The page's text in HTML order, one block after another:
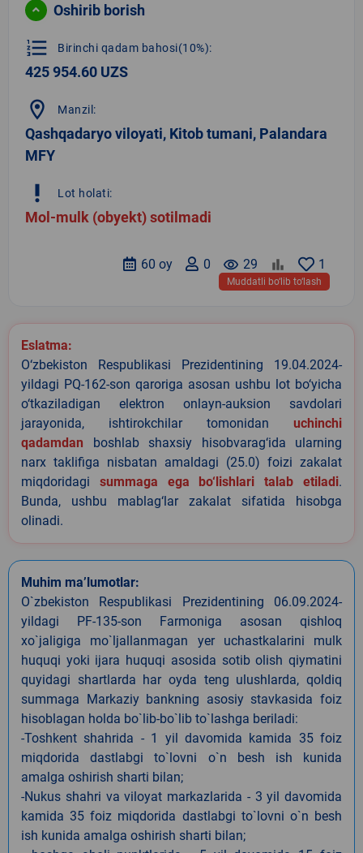
Oshirib borish
format_list_numbered Birinchi qadam bahosi(10%):
425 954.60 UZS
location_on Manzil:
Qashqadaryo viloyati, Kitob tumani, Palandara
MFY
priority_high Lot holati:
Mol-mulk (obyekt) sotilmadi
1
remove_red_eye 29
0
60 oy
Muddatli bo‘lib to‘lash
Eslatma:
O‘zbekiston Respublikasi Prezidentining 19.04.2024-
yildagi PQ-162-son qaroriga asosan ushbu lot bo‘yicha
o‘tkaziladigan elektron onlayn-auksion savdolari
jarayonida, ishtirokchilar tomonidan uchinchi
qadamdan boshlab shaxsiy hisobvarag‘ida ularning
narx taklifiga nisbatan amaldagi (25.0) foizi zakalat
miqdoridagi summaga ega bo‘lishlari talab etiladi.
Bunda, ushbu mablag‘lar zakalat sifatida hisobga
olinadi.
Muhim ma’lumotlar:
O`zbekiston Respublikasi Prezidentining 06.09.2024-
yildagi PF-135-son Farmoniga asosan qishloq
xo`jaligiga mo`ljallanmagan yer uchastkalarini mulk
huquqi yoki ijara huquqi asosida sotib olish qiymatini
quyidagi shartlarda har oyda teng ulushlarda, qoldiq
summaga Markaziy bankning asosiy stavkasida foiz
hisoblagan holda bo`lib-bo`lib to`lashga beriladi:
-Toshkent shahrida - 1 yil davomida kamida 35 foiz
miqdorida dastlabgi to`lovni o`n besh ish kunida
amalga oshirish sharti bilan;
-Nukus shahri va viloyat markazlarida - 3 yil davomida
kamida 35 foiz miqdorida dastlabgi to`lovni o`n besh
ish kunida amalga oshirish sharti bilan;